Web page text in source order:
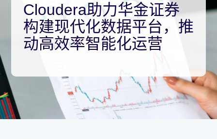
Cloudera助力华金证券
构建现代化数据平台，推
动高效率智能化运营